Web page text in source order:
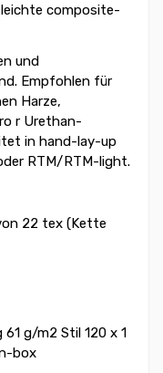
composite-
und
Empfohlen für
Harze,
r Urethan-
in hand-lay-up
RTM/RTM-light.
22 tex (Kette
g/m2 Stil 120 x 1
box